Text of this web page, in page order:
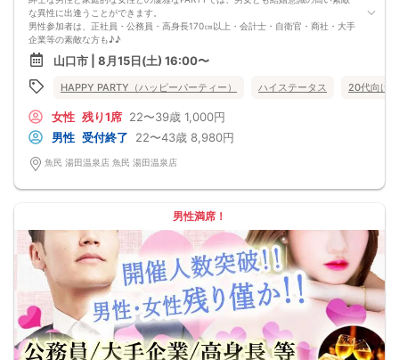
な異性に出逢うことができます。
男性参加者は、正社員・公務員・高身長170㎝以上・会計士・自衛官・商社・大手
企業等の素敵な方も♪♪
ゆったりとお話できる空間は、恋活・婚活にピッタリ♪♪ 飲食付きで男女の仲も
深まります♪
定期的に席替えをして全員の方と交流して頂き、連絡先の交換も自由です♪
お一人様も多数参加されておられますので、ご安心してご参加下さい♪
◇◆◇◆◇◆◇◆◇◆◇◆◇◆◇◆◇◆◇
□受付は開始10分前からとさせて頂きます。
□開催店舗様には『街コンで来ました』とお伝えください。受付まで案内させて
頂きます。
□当日現金支払いの方は受付にて参加費をお支払い下さい。
または13：00以降にキャンセルにより最少催行人数を下回った場合は、中止と
□最少催行人数が男性2名・女性2名以上からとなっております。
（男女比の調整を行っておりますが、キャンセル等によって変動がある場合がご
ざいます。原則、男女比に関わらず,最少催行人数を下回った場合に限り、「中
止」及び「返金」させて頂きます。）
山口市 | 8月15日(土) 16:00〜
HAPPY PARTY（ハッピーパーティー） ハイステータス 20代向け
女性 残り1席 22〜39歳 1,000円
男性 受付終了 22〜43歳 8,980円
魚民 湯田温泉店 魚民 湯田温泉店
男性満席！